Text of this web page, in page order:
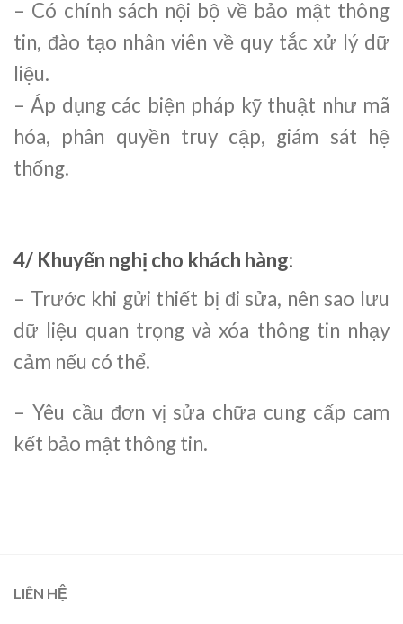
– Có chính sách nội bộ về bảo mật thông
tin, đào tạo nhân viên về quy tắc xử lý dữ
liệu.
– Áp dụng các biện pháp kỹ thuật như mã
hóa, phân quyền truy cập, giám sát hệ
thống.
4/ Khuyến nghị cho khách hàng:
– Trước khi gửi thiết bị đi sửa, nên sao lưu
dữ liệu quan trọng và xóa thông tin nhạy
cảm nếu có thể.
– Yêu cầu đơn vị sửa chữa cung cấp cam
kết bảo mật thông tin.
LIÊN HỆ